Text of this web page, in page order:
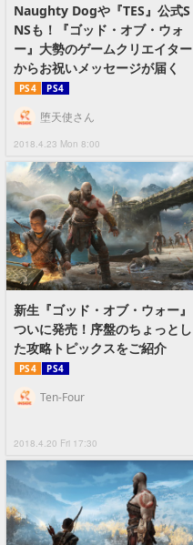
Naughty Dogや『TES』公式S
NSも！『ゴッド・オブ・ウォ
ー』大勢のゲームクリエイター
からお祝いメッセージが届く
PS4 PS4
2018.4.23 Mon 8:00
堕天使さん
新生『ゴッド・オブ・ウォー』
ついに発売！序盤のちょっとし
た攻略トピックスをご紹介
PS4 PS4
2018.4.20 Fri 17:30
Ten-Four